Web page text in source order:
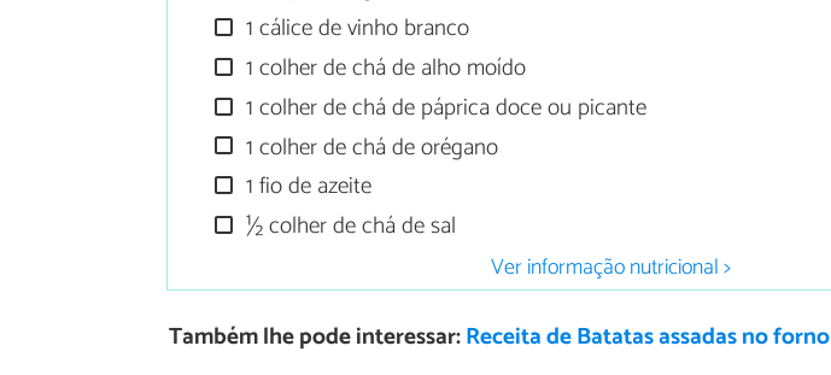
1 cálice de vinho branco
1 colher de chá de alho moído
1 colher de chá de páprica doce ou picante
1 colher de chá de orégano
1 fio de azeite
½ colher de chá de sal
Ver informação nutricional >
Também lhe pode interessar:Receita de Batatas assadas no forno